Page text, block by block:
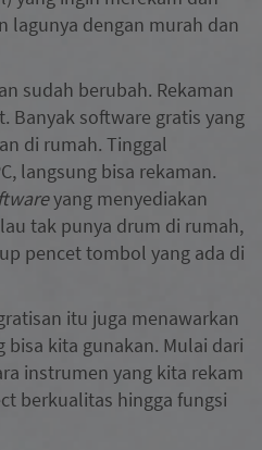
lagunya dengan murah dan
sudah berubah. Rekaman
Banyak software gratis yang
di rumah. Tinggal
langsung bisa rekaman.
yang menyediakan
tak punya drum di rumah,
pencet tombol yang ada di
itu juga menawarkan
kita gunakan. Mulai dari
instrumen yang kita rekam
berkualitas hingga fungsi